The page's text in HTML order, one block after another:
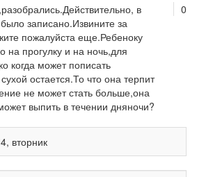
0
в
записано.Извините за
пожалуйста еще.Ребеноку
на прогулку и на ночь,для
когда может пописать
остается.То что она терпит
не может стать больше,она
выпить в течении дняночи?
вторник